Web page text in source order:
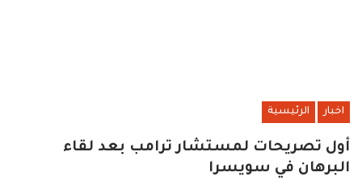
اخبار الرئيسية
أول تصريحات لمستشار ترامب بعد لقاء
البرهان في سويسرا